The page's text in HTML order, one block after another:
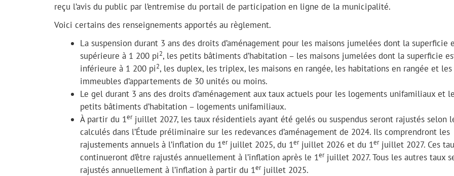
reçu l’avis du public par l’entremise du portail de participation en ligne de la municipalité.
Voici certains des renseignements apportés au règlement.
La suspension durant 3 ans des droits d’aménagement pour les maisons jumelées dont la superficie
supérieure à 1 200 pi2, les petits bâtiments d’habitation – les maisons jumelées dont la superficie
inférieure à 1 200 pi2, les duplex, les triplex, les maisons en rangée, les habitations en rangée et
immeubles d’appartements de 30 unités ou moins.
Le gel durant 3 ans des droits d’aménagement aux taux actuels pour les logements unifamiliaux et
petits bâtiments d’habitation – logements unifamiliaux.
À partir du 1erjuillet 2027, les taux résidentiels ayant été gelés ou suspendus seront rajustés selon
calculés dans l’Étude préliminaire sur les redevances d’aménagement de 2024. Ils comprendront les
rajustements annuels à l’inflation du 1erjuillet 2025, du 1erjuillet 2026 et du 1erjuillet 2027. Ces
continueront d’être rajustés annuellement à l’inflation après le 1erjuillet 2027. Tous les autres taux
rajustés annuellement à l’inflation à partir du 1erjuillet 2025.